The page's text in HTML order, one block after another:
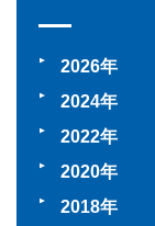
2026
2024
2022
2020
2018